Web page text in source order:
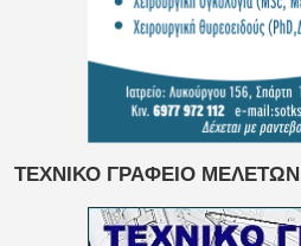
ΤΕΧΝΙΚΟ ΓΡΑΦΕΙΟ ΜΕΛΕΤΩΝ